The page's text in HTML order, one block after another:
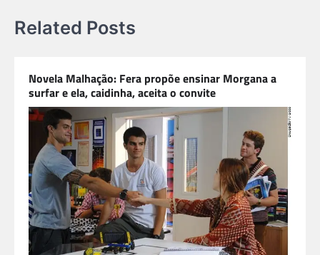
Related Posts
Novela Malhação: Fera propõe ensinar Morgana a
surfar e ela, caidinha, aceita o convite